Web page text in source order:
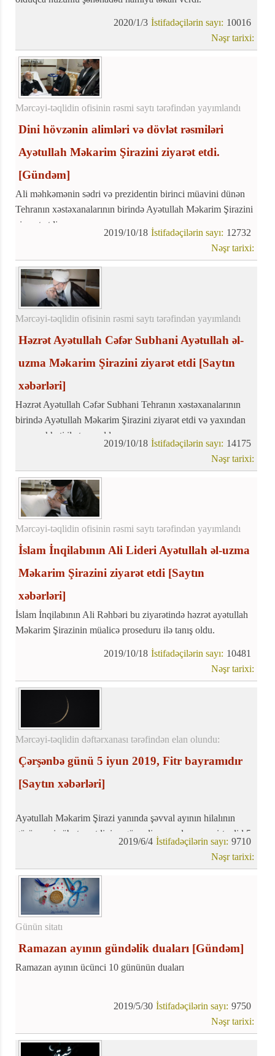
10016
İstifadəçilərin sayı:
2020/1/3
Nəşr tarixi:
Mərcəyi-təqlidin ofisinin rəsmi saytı tərəfindən yayımlandı
Dini hövzənin alimləri və dövlət rəsmiləri
Ayətullah Məkarim Şirazini ziyarət etdi.
[Gündəm]
Ali məhkəmənin sədri və prezidentin birinci müavini dünən
Tehranın xəstəxanalarının birində Ayətullah Məkarim Şirazini
ziyarət etdi.
12732
İstifadəçilərin sayı:
2019/10/18
Nəşr tarixi:
Mərcəyi-təqlidin ofisinin rəsmi saytı tərəfindən yayımlandı
Həzrət Ayətullah Cəfər Subhani Ayətullah əl-
uzma Məkarim Şirazini ziyarət etdi [Saytın
xəbərləri]
Həzrət Ayətullah Cəfər Subhani Tehranın xəstəxanalarının
birində Ayətullah Məkarim Şirazini ziyarət etdi və yaxından
onun səhhəti ilə tanış oldu.
14175
İstifadəçilərin sayı:
2019/10/18
Nəşr tarixi:
Mərcəyi-təqlidin ofisinin rəsmi saytı tərəfindən yayımlandı
İslam İnqilabının Ali Lideri Ayətullah əl-uzma
Məkarim Şirazini ziyarət etdi [Saytın
xəbərləri]
İslam İnqilabının Ali Rəhbəri bu ziyarətində həzrət ayətullah
Məkarim Şirazinin müalicə proseduru ilə tanış oldu.
10481
İstifadəçilərin sayı:
2019/10/18
Nəşr tarixi:
Mərcəyi-təqlidin dəftərxanası tərəfindən elan olundu:
Çərşənbə günü 5 iyun 2019, Fitr bayramıdır
[Saytın xəbərləri]
Ayətullah Məkarim Şirazi yanında şəvval ayının hilalının
görünməsi sübuta yetdiyinə görə aliməqamlı mərcəyi-təqlid 5
iyun, çərşənbə gününü şəvval ayının biri və Fitr bayramı elan
9710
İstifadəçilərin sayı:
2019/6/4
Nəşr tarixi:
Günün sitatı
Ramazan ayının gündəlik duaları [Gündəm]
Ramazan ayının ücünci 10 gününün duaları
9750
İstifadəçilərin sayı:
2019/5/30
Nəşr tarixi: